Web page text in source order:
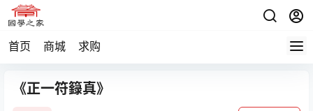
首页 商城 求购
《正一符籙真》